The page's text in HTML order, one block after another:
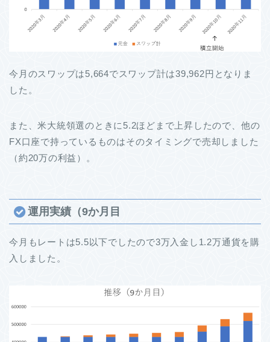
今月のスワップは5,664でスワップ計は39,962円となりま
した。
また、米大統領選のときに5.2ほどまで上昇したので、他の
FX口座で持っているものはそのタイミングで売却しました
（約20万の利益）。
運用実績（9か月目
今月もレートは5.5以下でしたので3万入金し1.2万通貨を購
入しました。